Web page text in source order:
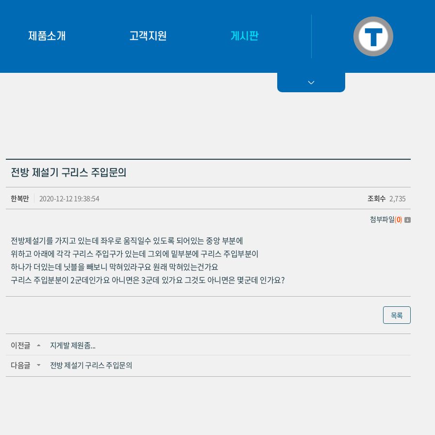
제품소개
고객지원
게시판
전방 제설기 구리스 주입문의
한복만 2020-12-12 19:38:54 조회수 2,735
첨부파일(0)
전방제설기를 가지고 있는데 좌우로 움직일수 있도록 되어있는 중앙 부분에
위하고 아래에 각각 구리스 주입구가 있는데 그외에 밑부분에 구리스 주입부분이
하나가 더있는데 닛블을 빼보니 막혀있라구요 원래 막혀있는건가요
구리스 주입분분이 2군데인가요 아니면은 3군데 있가요 그것도 아니면은 몇군데 인가요?
목록
이전글
지게발 제원좀...
다음글
전방 제설기 구리스 주입문의